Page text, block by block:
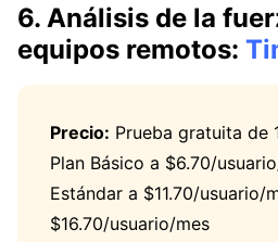
6. Análisis de la
equipos remotos:
Precio: Prueba gratuita de
Plan Básico a $6.70/
Estándar a $11.70/usuario/
$16.70/usuario/mes